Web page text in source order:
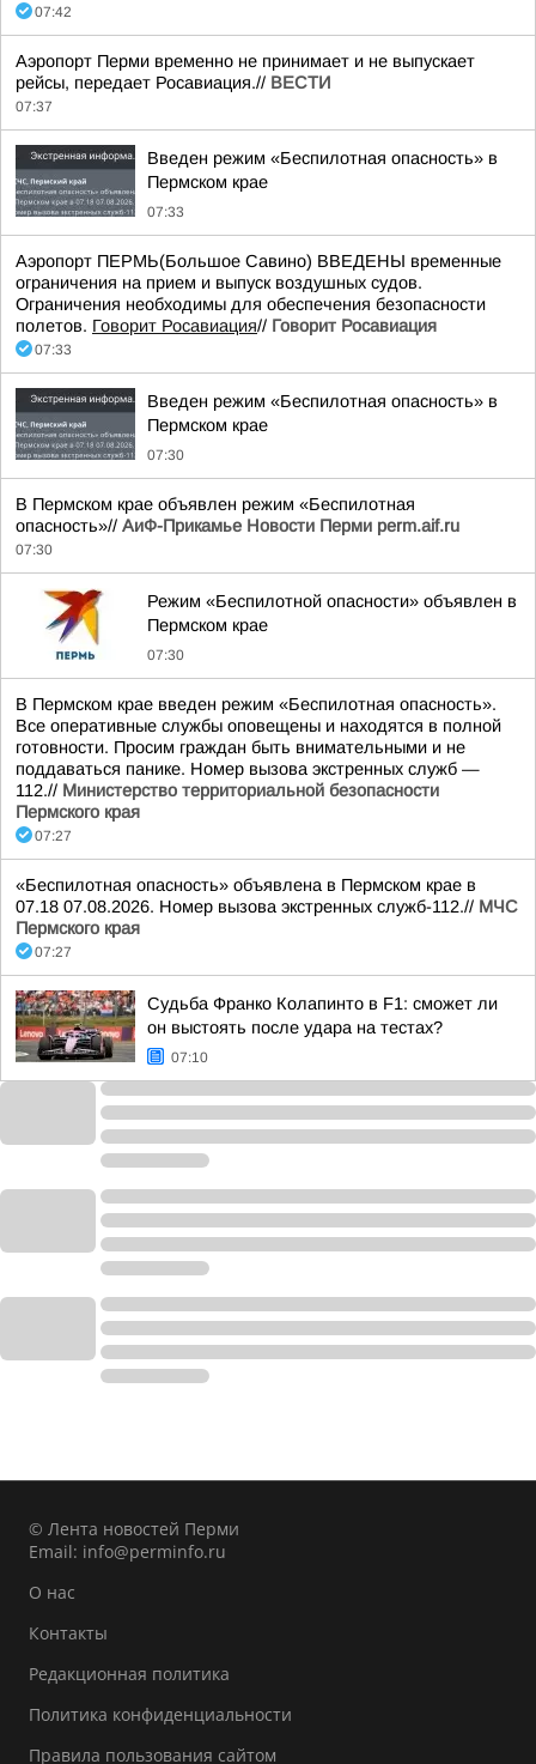
07:42
Аэропорт Перми временно не принимает и не выпускает
рейсы, передает Росавиация.// ВЕСТИ
07:37
Введен режим «Беспилотная опасность» в
Пермском крае
07:33
Аэропорт ПЕРМЬ(Большое Савино) ВВЕДЕНЫ временные
ограничения на прием и выпуск воздушных судов.
Ограничения необходимы для обеспечения безопасности
полетов. Говорит Росавиация// Говорит Росавиация
07:33
Введен режим «Беспилотная опасность» в
Пермском крае
07:30
В Пермском крае объявлен режим «Беспилотная
опасность»// АиФ-Прикамье Новости Перми perm.aif.ru
07:30
Режим «Беспилотной опасности» объявлен в
Пермском крае
07:30
В Пермском крае введен режим «Беспилотная опасность».
Все оперативные службы оповещены и находятся в полной
готовности. Просим граждан быть внимательными и не
поддаваться панике. Номер вызова экстренных служб —
112.// Министерство территориальной безопасности
Пермского края
07:27
«Беспилотная опасность» объявлена в Пермском крае в
07.18 07.08.2026. Номер вызова экстренных служб-112.// МЧС
Пермского края
07:27
Судьба Франко Колапинто в F1: сможет ли
он выстоять после удара на тестах?
07:10
© Лента новостей Перми
Email: info@perminfo.ru
О нас
Контакты
Редакционная политика
Политика конфиденциальности
Правила пользования сайтом